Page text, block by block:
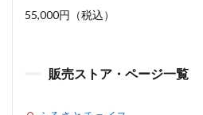
55,000円（税込）
販売ストア・ページ一覧